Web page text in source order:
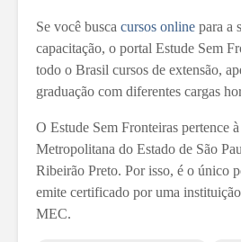
Se você busca cursos online para a
capacitação, o portal Estude Sem
todo o Brasil cursos de extensão,
graduação com diferentes cargas
O Estude Sem Fronteiras pertence
Metropolitana do Estado de São
Ribeirão Preto. Por isso, é o único
emite certificado por uma
MEC.